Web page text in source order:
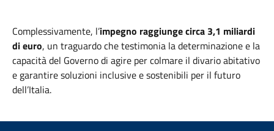
Complessivamente, l’impegno raggiunge circa 3,1 miliardi
di euro, un traguardo che testimonia la determinazione e la
capacità del Governo di agire per colmare il divario abitativo
e garantire soluzioni inclusive e sostenibili per il futuro
dell’Italia.